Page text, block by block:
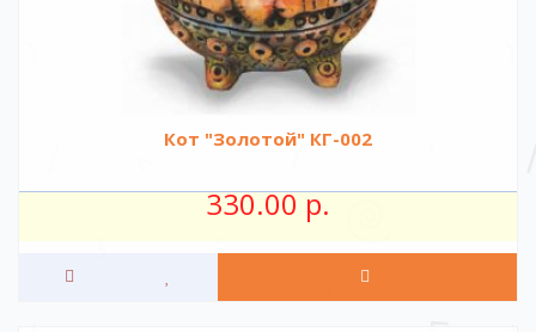
Кот "Золотой" КГ-002
330.00 р.